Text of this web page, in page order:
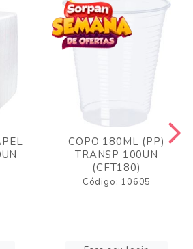
COPO 180ML (PP)
TRANSP 100UN
(CFT180)
Código: 10605